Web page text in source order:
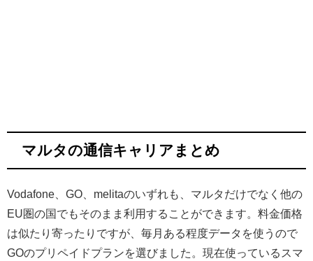
マルタの通信キャリアまとめ
Vodafone、GO、melitaのいずれも、マルタだけでなく他の
EU圏の国でもそのまま利用することができます。料金価格
は似たり寄ったりですが、毎月ある程度データを使うので
GOのプリペイドプランを選びました。現在使っているスマ